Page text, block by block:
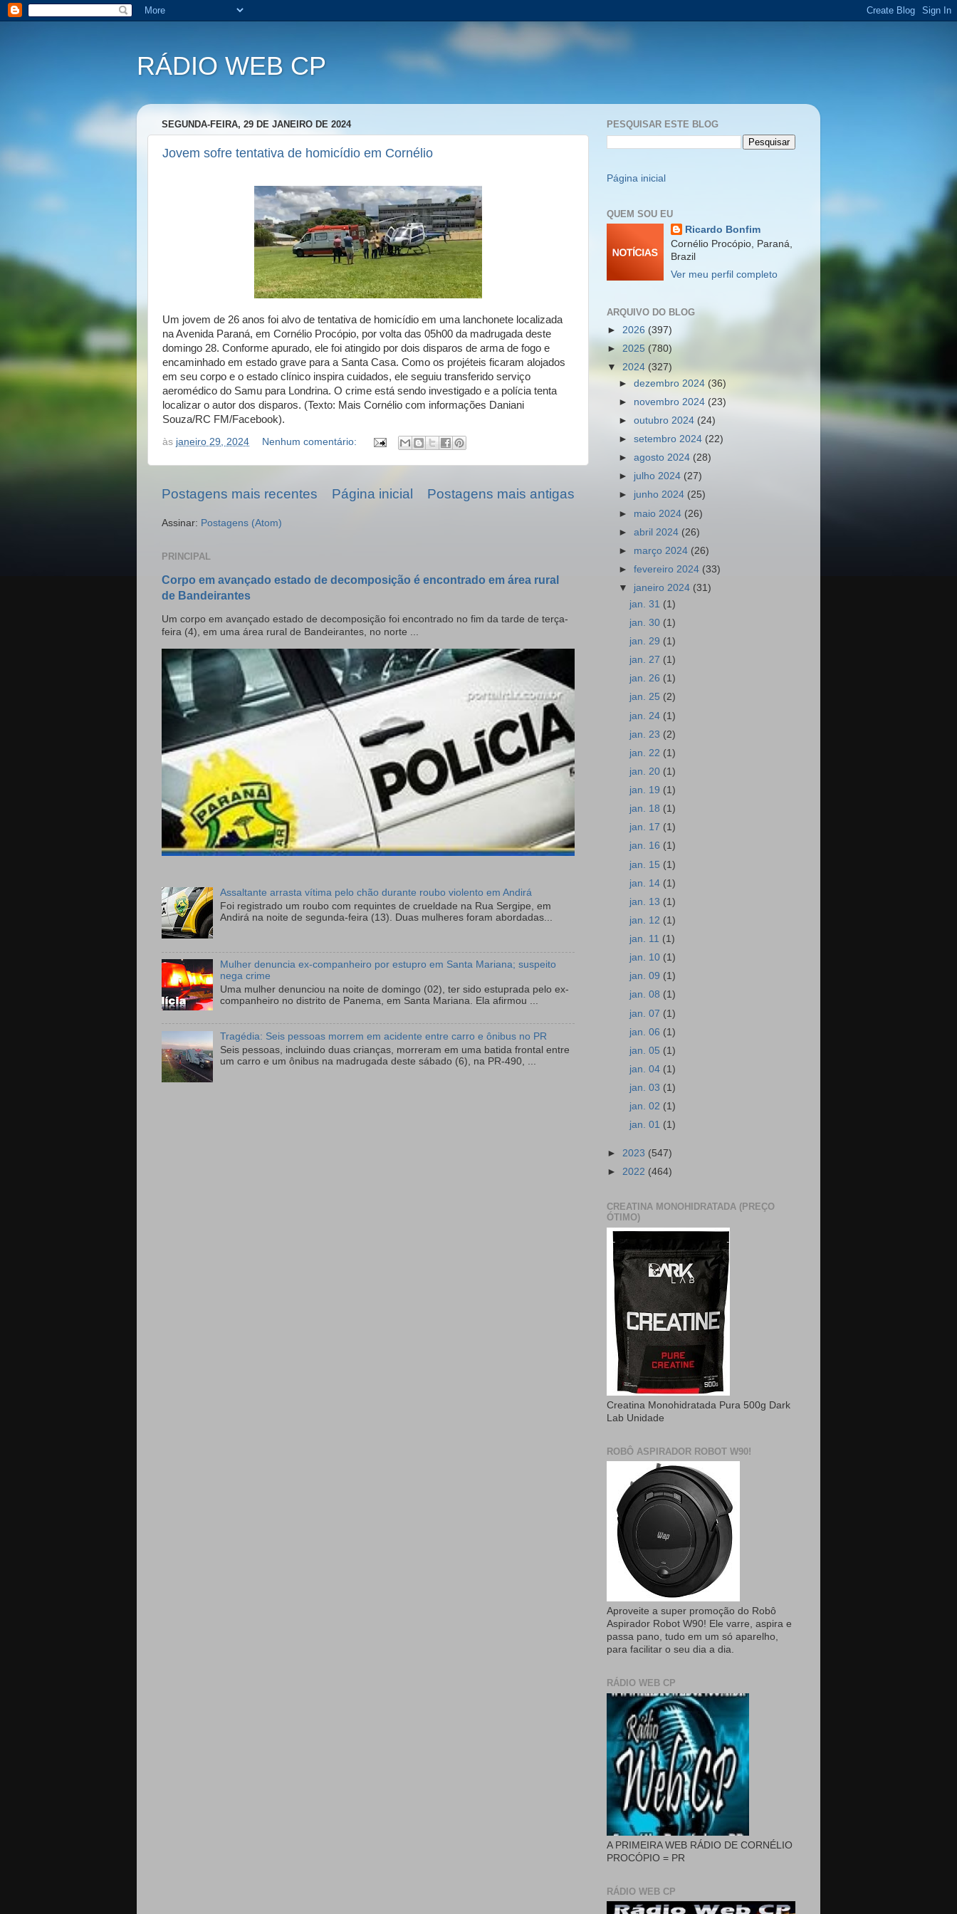
RÁDIO WEB CP
SEGUNDA-FEIRA, 29 DE JANEIRO DE 2024
Jovem sofre tentativa de homicídio em Cornélio
Um jovem de 26 anos foi alvo de tentativa de homicídio em uma lanchonete localizada
na Avenida Paraná, em Cornélio Procópio, por volta das 05h00 da madrugada deste
domingo 28. Conforme apurado, ele foi atingido por dois disparos de arma de fogo e
encaminhado em estado grave para a Santa Casa. Como os projéteis ficaram alojados
em seu corpo e o estado clínico inspira cuidados, ele seguiu transferido serviço
aeromédico do Samu para Londrina. O crime está sendo investigado e a polícia tenta
localizar o autor dos disparos. (Texto: Mais Cornélio com informações Daniani
Souza/RC FM/Facebook).
às janeiro 29, 2024 Nenhum comentário:
Postagens mais recentes Postagens mais antigas
Página inicial
Assinar: Postagens (Atom)
PRINCIPAL
Corpo em avançado estado de decomposição é encontrado em área rural
de Bandeirantes
Um corpo em avançado estado de decomposição foi encontrado no fim da tarde de terça-
feira (4), em uma área rural de Bandeirantes, no norte ...
Assaltante arrasta vítima pelo chão durante roubo violento em Andirá
Foi registrado um roubo com requintes de crueldade na Rua Sergipe, em
Andirá na noite de segunda-feira (13). Duas mulheres foram abordadas...
Mulher denuncia ex-companheiro por estupro em Santa Mariana; suspeito
nega crime
Uma mulher denunciou na noite de domingo (02), ter sido estuprada pelo ex-
companheiro no distrito de Panema, em Santa Mariana. Ela afirmou ...
Tragédia: Seis pessoas morrem em acidente entre carro e ônibus no PR
Seis pessoas, incluindo duas crianças, morreram em uma batida frontal entre
um carro e um ônibus na madrugada deste sábado (6), na PR-490, ...
PESQUISAR ESTE BLOG
Página inicial
QUEM SOU EU
Ricardo Bonfim
Cornélio Procópio, Paraná,
Brazil
Ver meu perfil completo
ARQUIVO DO BLOG
► 2026 (397)
► 2025 (780)
▼ 2024 (327)
►dezembro 2024 (36)
► novembro 2024 (23)
►outubro 2024 (24)
►setembro 2024 (22)
►agosto 2024 (28)
► julho 2024 (27)
► junho 2024 (25)
► maio 2024 (26)
►abril 2024 (26)
► março 2024 (26)
►fevereiro 2024 (33)
▼ janeiro 2024 (31)
jan. 31 (1)
jan. 30 (1)
jan. 29 (1)
jan. 27 (1)
jan. 26 (1)
jan. 25 (2)
jan. 24 (1)
jan. 23 (2)
jan. 22 (1)
jan. 20 (1)
jan. 19 (1)
jan. 18 (1)
jan. 17 (1)
jan. 16 (1)
jan. 15 (1)
jan. 14 (1)
jan. 13 (1)
jan. 12 (1)
jan. 11 (1)
jan. 10 (1)
jan. 09 (1)
jan. 08 (1)
jan. 07 (1)
jan. 06 (1)
jan. 05 (1)
jan. 04 (1)
jan. 03 (1)
jan. 02 (1)
jan. 01 (1)
► 2023 (547)
► 2022 (464)
CREATINA MONOHIDRATADA (PREÇO
ÓTIMO)
Creatina Monohidratada Pura 500g Dark
Lab Unidade
ROBÔ ASPIRADOR ROBOT W90!
Aproveite a super promoção do Robô
Aspirador Robot W90! Ele varre, aspira e
passa pano, tudo em um só aparelho,
para facilitar o seu dia a dia.
RÁDIO WEB CP
A PRIMEIRA WEB RÁDIO DE CORNÉLIO
PROCÓPIO = PR
RÁDIO WEB CP